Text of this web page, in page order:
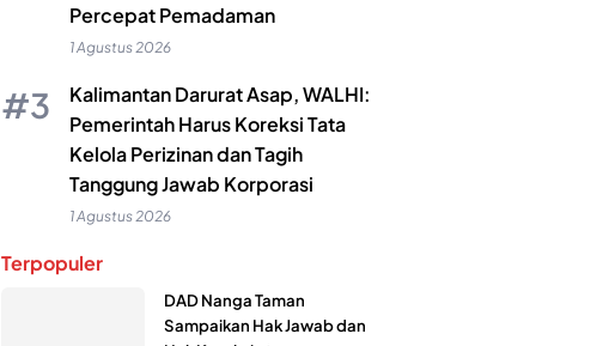
Percepat Pemadaman
1 Agustus 2026
Kalimantan Darurat Asap, WALHI:
Pemerintah Harus Koreksi Tata
Kelola Perizinan dan Tagih
Tanggung Jawab Korporasi
1 Agustus 2026
Terpopuler
DAD Nanga Taman
Sampaikan Hak Jawab dan